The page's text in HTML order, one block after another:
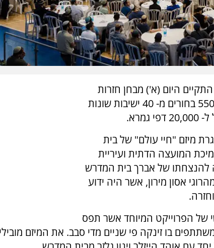
היום (א') מבחן חזרות
בגמרא שבו לקחו חלק כ- 550 בחורים מ- 40 ישיבות שונות
מיזם "חיי עולם" של בית
המועצה הדתית ועיריית
להנצחתו של אברך בית המדרש
אסון מירון, אשר היה ידוע
של הפרוייקט המיוחד אשר תפס
בו זינקה פי שניים מדי סבב. את המיזם